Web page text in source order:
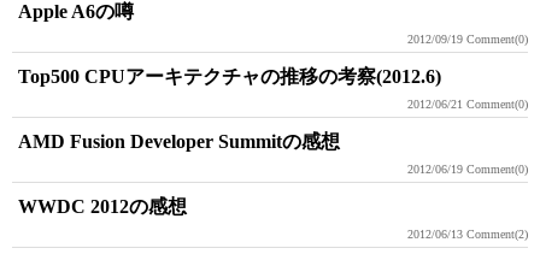
Apple A6の噂
2012/09/19 Comment(0)
Top500 CPUアーキテクチャの推移の考察(2012.6)
2012/06/21 Comment(0)
AMD Fusion Developer Summitの感想
2012/06/19 Comment(0)
WWDC 2012の感想
2012/06/13 Comment(2)